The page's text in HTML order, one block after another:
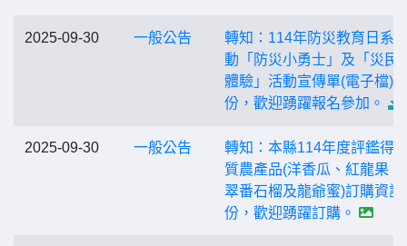
2025-09-30 一般公告
轉知：114年防災教育日系
動「防災小勇士」及「災民
體驗」活動宣傳單(電子檔)
份，歡迎踴躍報名參加。
2025-09-30 一般公告
轉知：本縣114年度評鑑得
質農產品(洋香瓜、紅龍果、
翠番石榴及龍爺蜜)訂購資訊
份，歡迎踴躍訂購。